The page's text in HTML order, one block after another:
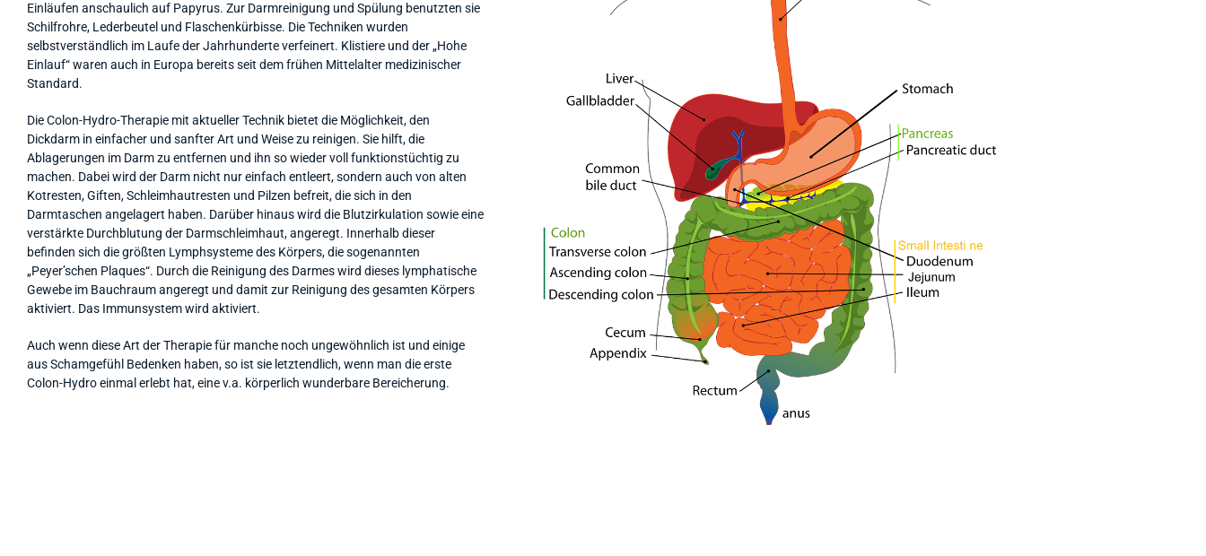
Einläufen anschaulich auf Papyrus. Zur Darmreinigung und Spülung benutzten sie
Schilfrohre, Lederbeutel und Flaschenkürbisse. Die Techniken wurden
selbstverständlich im Laufe der Jahrhunderte verfeinert. Klistiere und der „Hohe
Einlauf“ waren auch in Europa bereits seit dem frühen Mittelalter medizinischer
Standard.
Die Colon-Hydro-Therapie mit aktueller Technik bietet die Möglichkeit, den
Dickdarm in einfacher und sanfter Art und Weise zu reinigen. Sie hilft, die
Ablagerungen im Darm zu entfernen und ihn so wieder voll funktionstüchtig zu
machen. Dabei wird der Darm nicht nur einfach entleert, sondern auch von alten
Kotresten, Giften, Schleimhautresten und Pilzen befreit, die sich in den
Darmtaschen angelagert haben. Darüber hinaus wird die Blutzirkulation sowie eine
verstärkte Durchblutung der Darmschleimhaut, angeregt. Innerhalb dieser
befinden sich die größten Lymphsysteme des Körpers, die sogenannten
„Peyer’schen Plaques“. Durch die Reinigung des Darmes wird dieses lymphatische
Gewebe im Bauchraum angeregt und damit zur Reinigung des gesamten Körpers
aktiviert. Das Immunsystem wird aktiviert.
Auch wenn diese Art der Therapie für manche noch ungewöhnlich ist und einige
aus Schamgefühl Bedenken haben, so ist sie letztendlich, wenn man die erste
Colon-Hydro einmal erlebt hat, eine v.a. körperlich wunderbare Bereicherung.